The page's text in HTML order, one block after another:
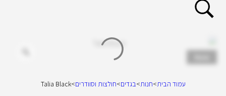
עמוד הבית>חנות>בגדים>חולצות וסוודרים>
Talia Black